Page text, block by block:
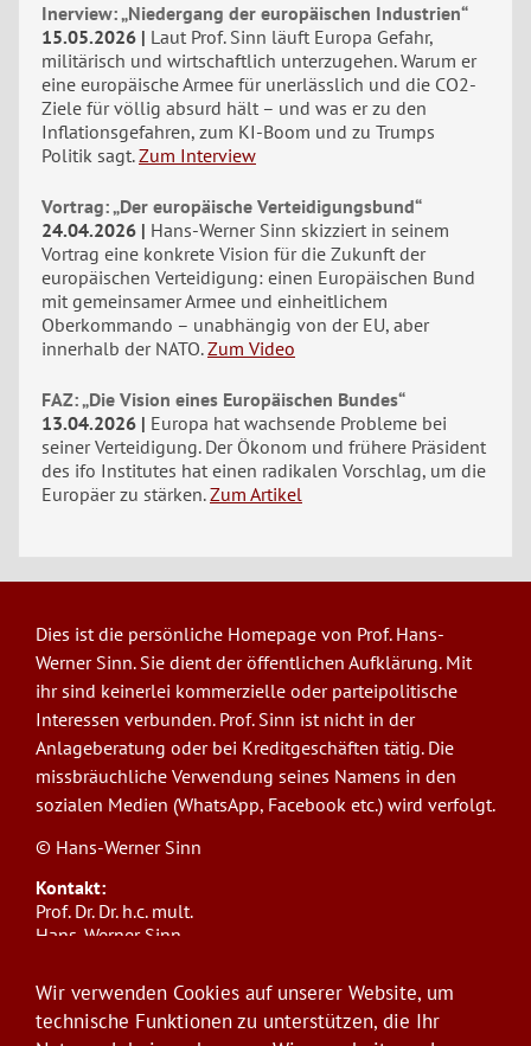
Inerview: „Niedergang der europäischen Industrien“
15.05.2026
Laut Prof. Sinn läuft Europa Gefahr,
militärisch und wirtschaftlich unterzugehen. Warum er
eine europäische Armee für unerlässlich und die CO2-
Ziele für völlig absurd hält – und was er zu den
Inflationsgefahren, zum KI-Boom und zu Trumps
Politik sagt. Zum Interview
Vortrag: „Der europäische Verteidigungsbund“
24.04.2026
Hans-Werner Sinn skizziert in seinem
Vortrag eine konkrete Vision für die Zukunft der
europäischen Verteidigung: einen Europäischen Bund
mit gemeinsamer Armee und einheitlichem
Oberkommando – unabhängig von der EU, aber
innerhalb der NATO. Zum Video
FAZ: „Die Vision eines Europäischen Bundes“
13.04.2026
Europa hat wachsende Probleme bei
seiner Verteidigung. Der Ökonom und frühere Präsident
des ifo Institutes hat einen radikalen Vorschlag, um die
Europäer zu stärken. Zum Artikel
Dies ist die persönliche Homepage von Prof. Hans-
Werner Sinn. Sie dient der öffentlichen Aufklärung. Mit
ihr sind keinerlei kommerzielle oder parteipolitische
Interessen verbunden. Prof. Sinn ist nicht in der
Anlageberatung oder bei Kreditgeschäften tätig. Die
missbräuchliche Verwendung seines Namens in den
sozialen Medien (WhatsApp, Facebook etc.) wird verfolgt.
© Hans-Werner Sinn
Kontakt:
Prof. Dr. Dr. h.c. mult.
Hans-Werner Sinn,
ifo Institut
Poschingerstr. 5, 81679 München
Telefon: +49(0)89/9224-1276
Wir verwenden Cookies auf unserer Website, um
technische Funktionen zu unterstützen, die Ihr